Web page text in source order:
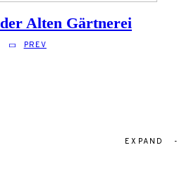
Alten Gärtnerei
PREV
EXPAND -